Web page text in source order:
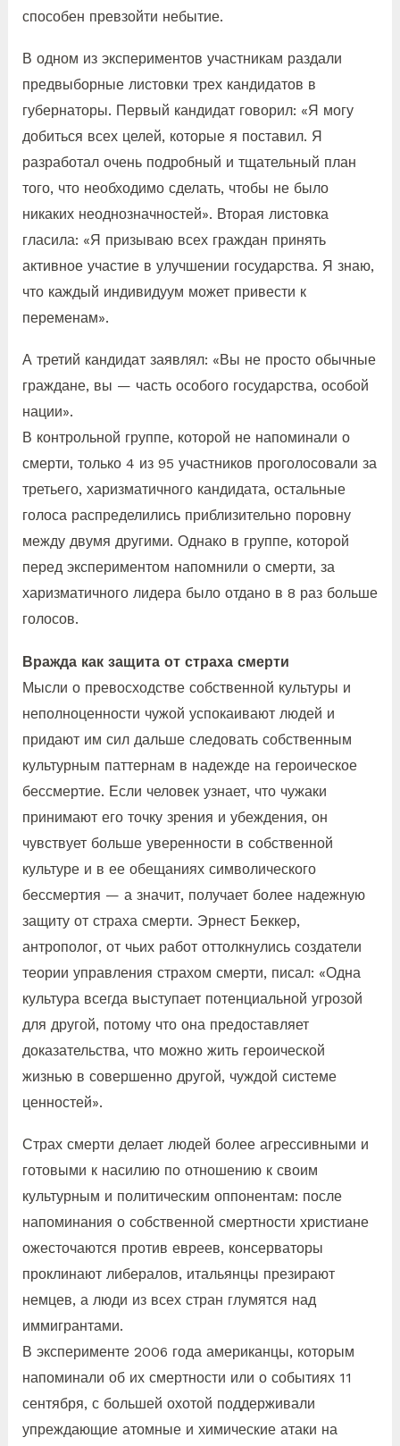
способен превзойти небытие.
В одном из экспериментов участникам раздали
предвыборные листовки трех кандидатов в
губернаторы. Первый кандидат говорил: «Я могу
добиться всех целей, которые я поставил. Я
разработал очень подробный и тщательный план
того, что необходимо сделать, чтобы не было
никаких неоднозначностей». Вторая листовка
гласила: «Я призываю всех граждан принять
активное участие в улучшении государства. Я знаю,
что каждый индивидуум может привести к
переменам».
А третий кандидат заявлял: «Вы не просто обычные
граждане, вы — часть особого государства, особой
нации».
В контрольной группе, которой не напоминали о
смерти, только 4 из 95 участников проголосовали за
третьего, харизматичного кандидата, остальные
голоса распределились приблизительно поровну
между двумя другими. Однако в группе, которой
перед экспериментом напомнили о смерти, за
харизматичного лидера было отдано в 8 раз больше
голосов.
Вражда как защита от страха смерти
Мысли о превосходстве собственной культуры и
неполноценности чужой успокаивают людей и
придают им сил дальше следовать собственным
культурным паттернам в надежде на героическое
бессмертие. Если человек узнает, что чужаки
принимают его точку зрения и убеждения, он
чувствует больше уверенности в собственной
культуре и в ее обещаниях символического
бессмертия — а значит, получает более надежную
защиту от страха смерти. Эрнест Беккер,
антрополог, от чьих работ оттолкнулись создатели
теории управления страхом смерти, писал: «Одна
культура всегда выступает потенциальной угрозой
для другой, потому что она предоставляет
доказательства, что можно жить героической
жизнью в совершенно другой, чуждой системе
ценностей».
Страх смерти делает людей более агрессивными и
готовыми к насилию по отношению к своим
культурным и политическим оппонентам: после
напоминания о собственной смертности христиане
ожесточаются против евреев, консерваторы
проклинают либералов, итальянцы презирают
немцев, а люди из всех стран глумятся над
иммигрантами.
В эксперименте 2006 года американцы, которым
напоминали об их смертности или о событиях 11
сентября, с большей охотой поддерживали
упреждающие атомные и химические атаки на